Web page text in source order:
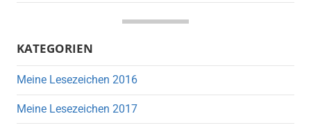
KATEGORIEN
Meine Lesezeichen 2016
Meine Lesezeichen 2017